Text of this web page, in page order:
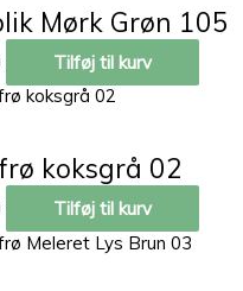
Mørk Grøn 105
Tilføj til kurv
koksgrå 02
Tilføj til kurv